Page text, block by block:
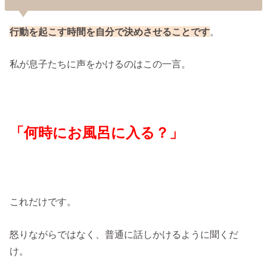
行動を起こす時間を自分で決めさせることです
私が息子たちに声をかけるのはこの一言。
「何時にお風呂に入る？」
これだけです。
怒りながらではなく、普通に話しかけるように聞くだ
け。